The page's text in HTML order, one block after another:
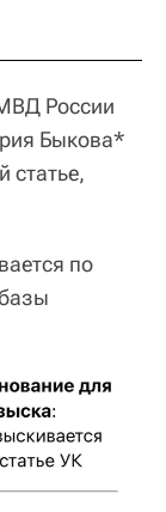
России
Быкова*
статье,
по